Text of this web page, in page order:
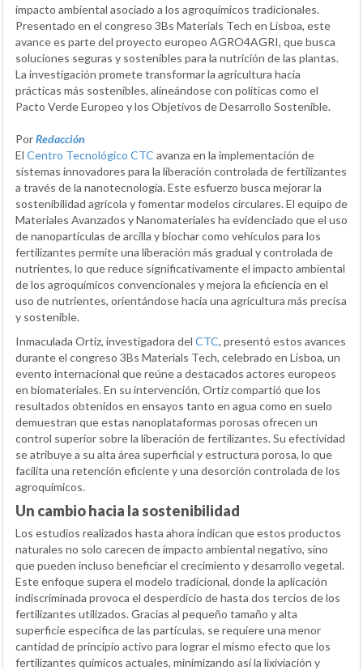
impacto ambiental asociado a los agroquímicos tradicionales.
Presentado en el congreso 3Bs Materials Tech en Lisboa, este
avance es parte del proyecto europeo AGRO4AGRI, que busca
soluciones seguras y sostenibles para la nutrición de las plantas.
La investigación promete transformar la agricultura hacia
prácticas más sostenibles, alineándose con políticas como el
Pacto Verde Europeo y los Objetivos de Desarrollo Sostenible.
PorRedacción
El Centro Tecnológico CTC avanza en la implementación de
sistemas innovadores para la liberación controlada de fertilizantes
a través de la nanotecnología. Este esfuerzo busca mejorar la
sostenibilidad agrícola y fomentar modelos circulares. El equipo de
Materiales Avanzados y Nanomateriales ha evidenciado que el uso
de nanopartículas de arcilla y biochar como vehículos para los
fertilizantes permite una liberación más gradual y controlada de
nutrientes, lo que reduce significativamente el impacto ambiental
de los agroquímicos convencionales y mejora la eficiencia en el
uso de nutrientes, orientándose hacia una agricultura más precisa
y sostenible.
Inmaculada Ortiz, investigadora del CTC, presentó estos avances
durante el congreso 3Bs Materials Tech, celebrado en Lisboa, un
evento internacional que reúne a destacados actores europeos
en biomateriales. En su intervención, Ortiz compartió que los
resultados obtenidos en ensayos tanto en agua como en suelo
demuestran que estas nanoplataformas porosas ofrecen un
control superior sobre la liberación de fertilizantes. Su efectividad
se atribuye a su alta área superficial y estructura porosa, lo que
facilita una retención eficiente y una desorción controlada de los
agroquímicos.
Un cambio hacia la sostenibilidad
Los estudios realizados hasta ahora indican que estos productos
naturales no solo carecen de impacto ambiental negativo, sino
que pueden incluso beneficiar el crecimiento y desarrollo vegetal.
Este enfoque supera el modelo tradicional, donde la aplicación
indiscriminada provoca el desperdicio de hasta dos tercios de los
fertilizantes utilizados. Gracias al pequeño tamaño y alta
superficie específica de las partículas, se requiere una menor
cantidad de principio activo para lograr el mismo efecto que los
fertilizantes químicos actuales, minimizando así la lixiviación y